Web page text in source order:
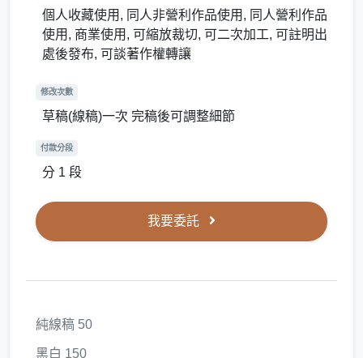
個人收藏使用, 同人非營利作品使用, 同人營利作品
使用, 商業使用, 可縮放裁切, 可二次加工, 可註明出
處後發布, 可談著作權轉讓
修改次數
草稿(線稿)一次 完稿後可調整細節
付款分段
分 1 段
我要委託
純線稿 50
黑白 150